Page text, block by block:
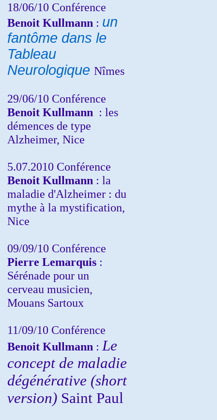
18/06/10 Conférence
Benoit Kullmann : un
fantôme dans le
Tableau
Neurologique Nîmes
29/06/10 Conférence
Benoit Kullmann : les
démences de type
Alzheimer, Nice
5.07.2010 Conférence
Benoit Kullmann : la
maladie d'Alzheimer : du
mythe à la mystification,
Nice
09/09/10 Conférence
Pierre Lemarquis :
Sérénade pour un
cerveau musicien,
Mouans Sartoux
11/09/10 Conférence
Benoit Kullmann : Le
concept de maladie
dégénérative (short
version) Saint Paul